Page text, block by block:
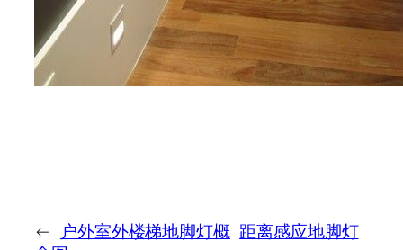
←
户外室外楼梯地脚灯概 距离感应地脚灯